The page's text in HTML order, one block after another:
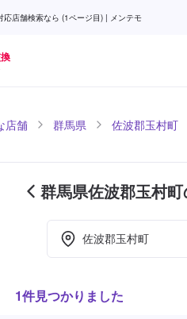
応店舗検索なら (1ページ目) | メンテモ
店舗 群馬県 佐波郡玉村町
群馬県佐波郡玉村
介 (1ページ目)
佐波郡玉村町
1件見つかりました